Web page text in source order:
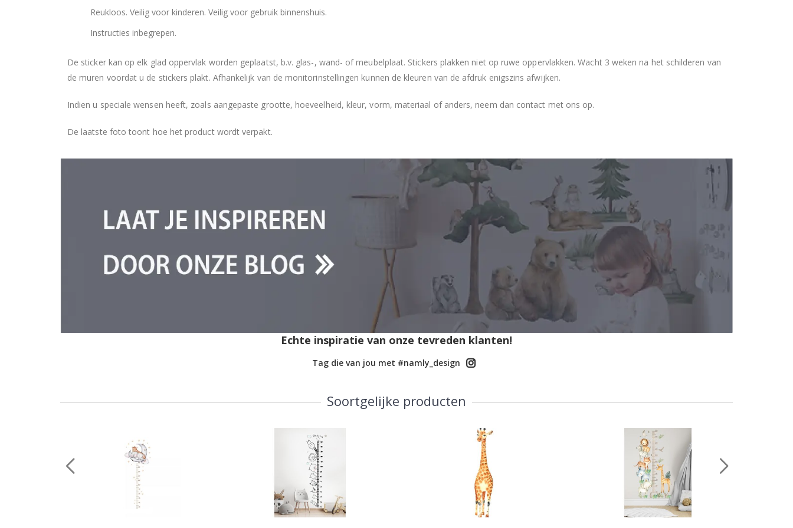
Reukloos. Veilig voor kinderen. Veilig voor gebruik binnenshuis.
Instructies inbegrepen.
De sticker kan op elk glad oppervlak worden geplaatst, b.v. glas-, wand- of meubelplaat. Stickers plakken niet op ruwe oppervlakken. Wacht 3 weken na het schilderen van
de muren voordat u de stickers plakt. Afhankelijk van de monitorinstellingen kunnen de kleuren van de afdruk enigszins afwijken.
Indien u speciale wensen heeft, zoals aangepaste grootte, hoeveelheid, kleur, vorm, materiaal of anders, neem dan contact met ons op.
De laatste foto toont hoe het product wordt verpakt.
Echte inspiratie van onze tevreden klanten!
Tag die van jou met #namly_design
Soortgelijke producten